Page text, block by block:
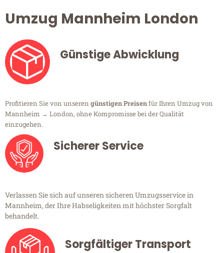
Umzug Mannheim London
Günstige Abwicklung
Profitieren Sie von unseren günstigen Preisenfür Ihren Umzug von
Mannheim → London, ohne Kompromisse bei der Qualität
einzugehen.
Sicherer Service
Verlassen Sie sich auf unseren sicheren Umzugsservice in
Mannheim, der Ihre Habseligkeiten mit höchster Sorgfalt
behandelt.
Sorgfältiger Transport